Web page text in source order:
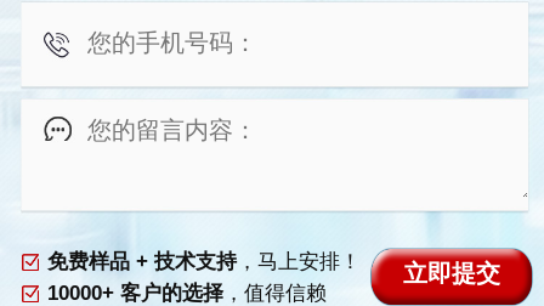
免费样品 + 技术支持，马上安排！
10000+ 客户的选择，值得信赖